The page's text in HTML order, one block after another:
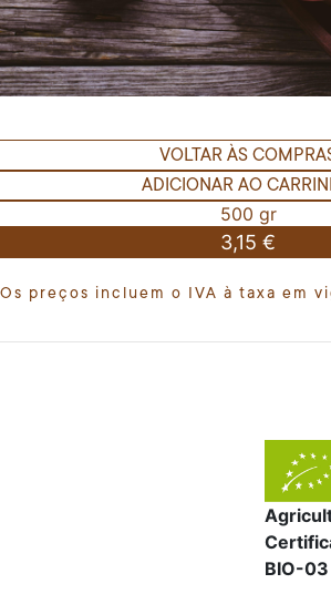
VOLTAR ÀS
ADICIONAR AO
500 gr
3,15 €
Os preços incluem o IVA à taxa em
BIO-03